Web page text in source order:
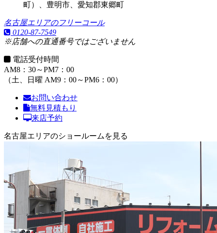
町）、豊明市、愛知郡東郷町
名古屋エリアのフリーコール
0120-87-7549
※店舗への直通番号ではございません
電話受付時間
AM8：30～PM7：00
（土、日曜 AM9：00～PM6：00）
お問い合わせ
無料見積もり
来店予約
名古屋エリアのショールームを見る